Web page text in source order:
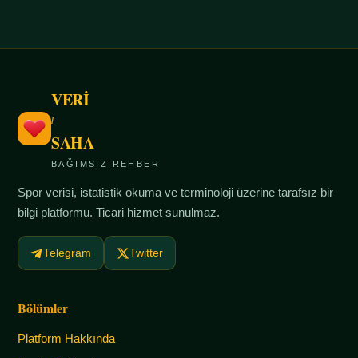
VERİ
/
SAHA
BAĞIMSIZ REHBER
Spor verisi, istatistik okuma ve terminoloji üzerine tarafsız bir
bilgi platformu. Ticari hizmet sunulmaz.
Telegram Twitter
Bölümler
Platform Hakkında